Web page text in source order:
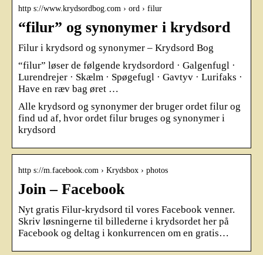
http s://www.krydsordbog.com › ord › filur
“filur” og synonymer i krydsord
Filur i krydsord og synonymer – Krydsord Bog
“filur” løser de følgende krydsordord · Galgenfugl ·
Lurendrejer · Skælm · Spøgefugl · Gavtyv · Lurifaks ·
Have en ræv bag øret …
Alle krydsord og synonymer der bruger ordet filur og
find ud af, hvor ordet filur bruges og synonymer i
krydsord
http s://m.facebook.com › Krydsbox › photos
Join – Facebook
Nyt gratis Filur-krydsord til vores Facebook venner.
Skriv løsningerne til billederne i krydsordet her på
Facebook og deltag i konkurrencen om en gratis…